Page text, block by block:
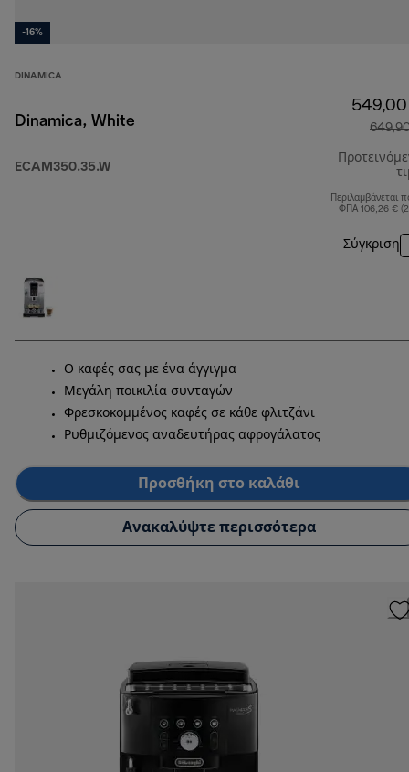
-16%
DINAMICA
Dinamica, White
ECAM350.35.W
Περιλαμβάνεται
ΦΠΑ 106,26 €
Σύγκριση
Ο καφές σας με ένα άγγιγμα
Μεγάλη ποικιλία συνταγών
Φρεσκοκομμένος καφές σε κάθε φλιτζάνι
Ρυθμιζόμενος αναδευτήρας αφρογάλατος
Προσθήκη στο καλάθι
Ανακαλύψτε περισσότερα